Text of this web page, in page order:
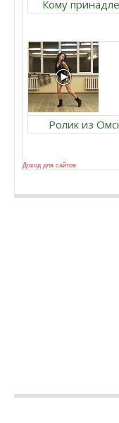
Кому
Ролик из
Доход для сайтов